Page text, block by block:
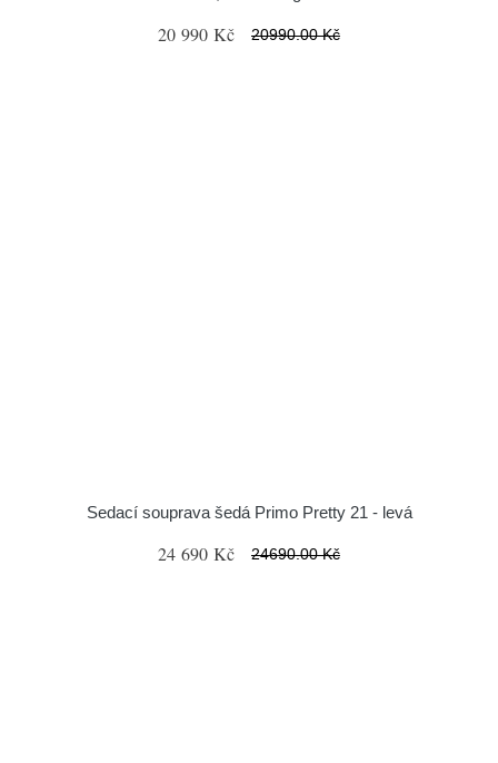
20 990 Kč 20990.00 Kč
Sedací souprava šedá Primo Pretty 21 - levá
24 690 Kč 24690.00 Kč